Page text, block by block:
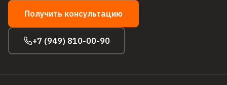
Получить консультацию
+7 (949) 810-00-90